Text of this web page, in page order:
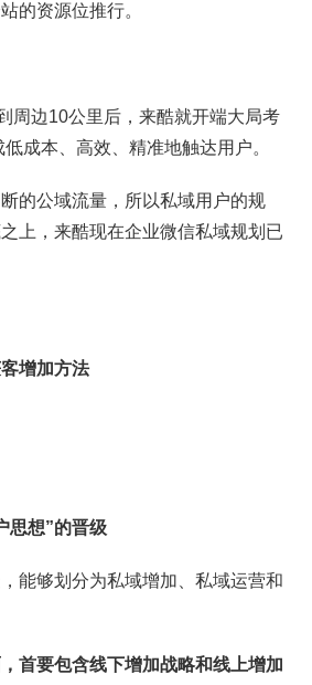
的资源位推行。
周边10公里后，来酷就开端大局考
成本、高效、精准地触达用户。
的公域流量，所以私域用户的规
上，来酷现在企业微信私域规划已
增加方法
思想”的晋级
能够划分为私域增加、私域运营和
首要包含线下增加战略和线上增加